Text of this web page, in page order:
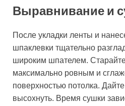
Выравнивание и
После укладки ленты и
шпаклевки тщательно
широким шпателем.
максимально ровным и
поверхностью потолка.
высохнуть. Время сушки